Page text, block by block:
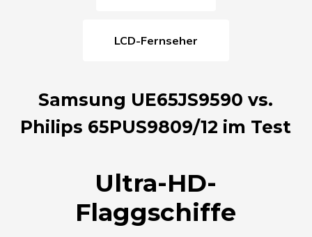
LCD-Fernseher
Samsung UE65JS9590 vs.
Philips 65PUS9809/12 im Test
Ultra-HD-
Flaggschiffe